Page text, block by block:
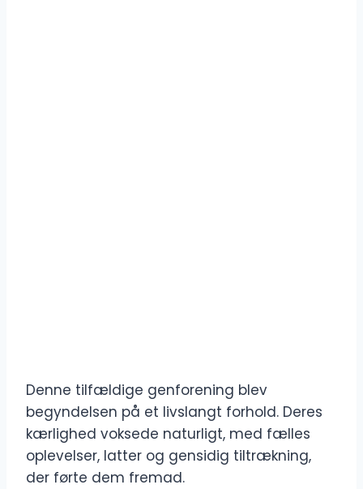
Denne tilfældige genforening blev
begyndelsen på et livslangt forhold. Deres
kærlighed voksede naturligt, med fælles
oplevelser, latter og gensidig tiltrækning,
der førte dem fremad.